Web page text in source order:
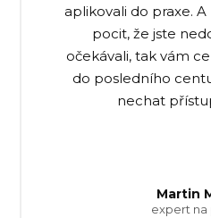
aplikovali do praxe.
pocit, že jste
očekávali, tak vám
do posledního
nechat
Martin
expert